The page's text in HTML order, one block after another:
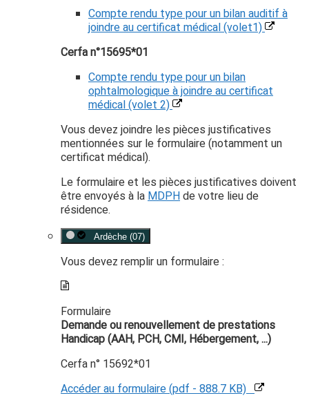
Compte rendu type pour un bilan auditif à
joindre au certificat médical (volet1)
Cerfa n°15695*01
Compte rendu type pour un bilan
ophtalmologique à joindre au certificat
médical (volet 2)
Vous devez joindre les pièces justificatives
mentionnées sur le formulaire (notamment un
certificat médical).
Le formulaire et les pièces justificatives doivent
être envoyés à la MDPHde votre lieu de
résidence.
Ardèche (07)
Vous devez remplir un formulaire :
Formulaire
Demande ou renouvellement de prestations
Handicap (AAH, PCH, CMI, Hébergement, ...)
Cerfa n° 15692*01
Accéder au formulaire (pdf - 888.7 KB)